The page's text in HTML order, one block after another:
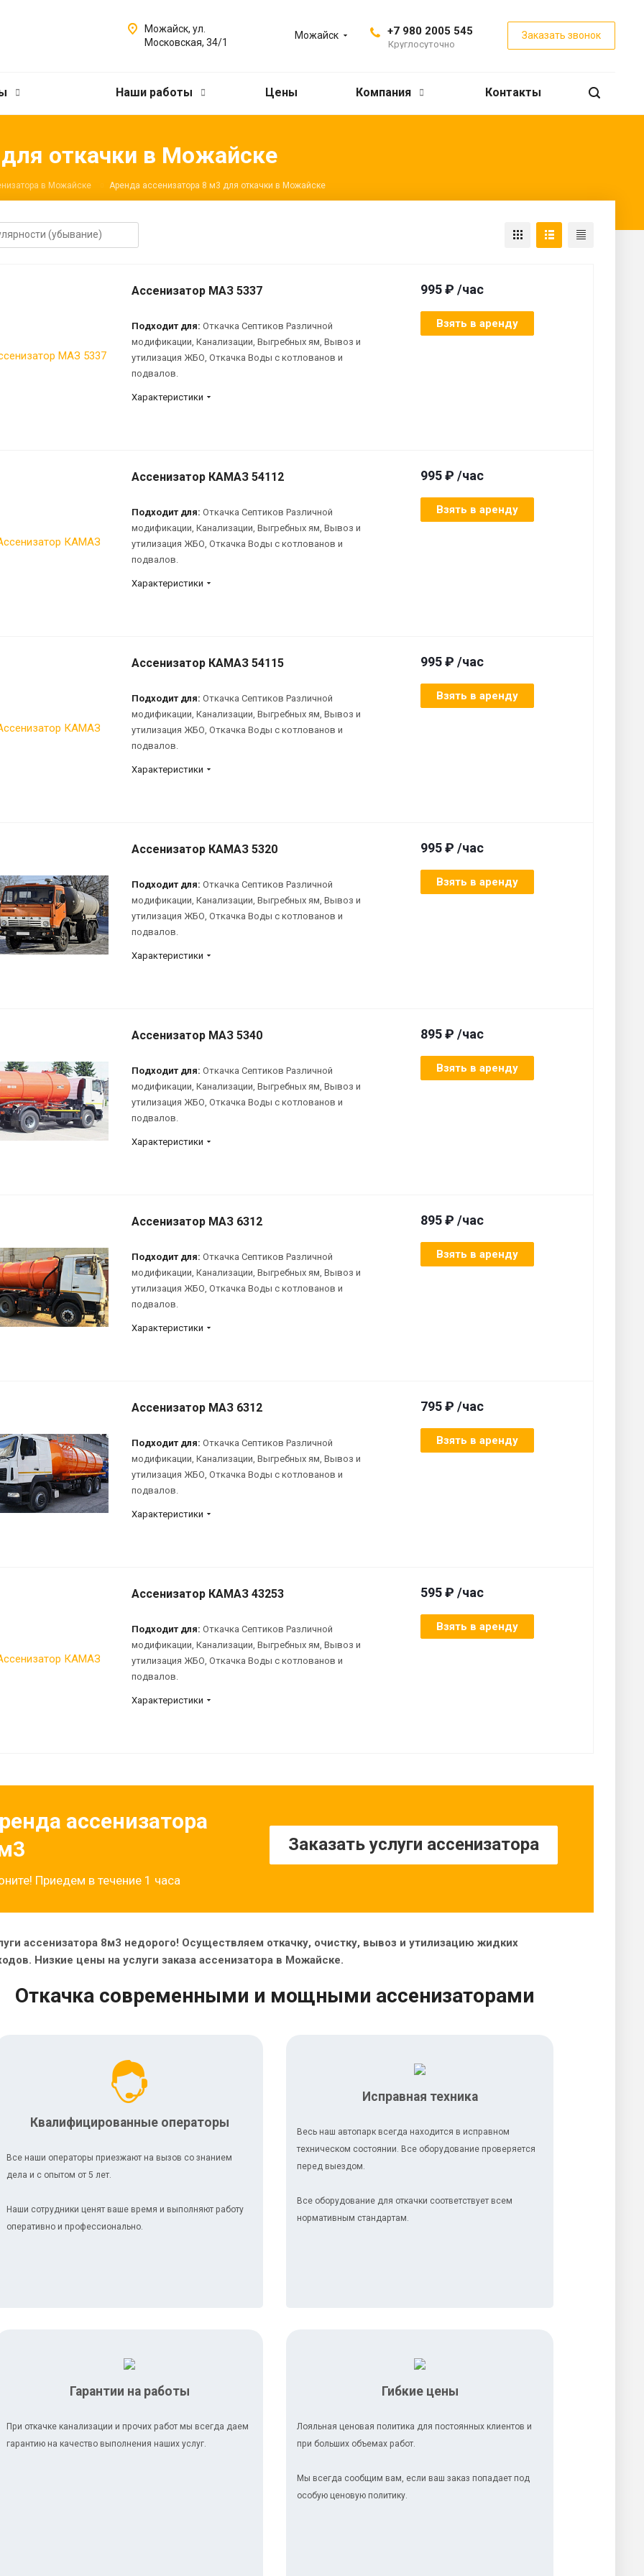
Можайск +7 980 2005 545
Круглосуточно
Заказать звонок
Можайск, ул.
Московская, 34/1
Наши работы Цены Компания Контакты
откачки в Можайске
в Можайске Аренда ассенизатора 8 м3 для откачки в Можайске
Ассенизатор МАЗ 5337
Подходит для: Откачка Септиков Различной
модификации, Канализации, Выгребных ям, Вывоз и
утилизация ЖБО, Откачка Воды с котлованов и
подвалов.
Характеристики
995 ₽ /час
Взять в аренду
Ассенизатор КАМАЗ 54112
Подходит для: Откачка Септиков Различной
модификации, Канализации, Выгребных ям, Вывоз и
утилизация ЖБО, Откачка Воды с котлованов и
подвалов.
Характеристики
995 ₽ /час
Взять в аренду
Ассенизатор КАМАЗ 54115
Подходит для: Откачка Септиков Различной
модификации, Канализации, Выгребных ям, Вывоз и
утилизация ЖБО, Откачка Воды с котлованов и
подвалов.
Характеристики
995 ₽ /час
Взять в аренду
Ассенизатор КАМАЗ 5320
Подходит для: Откачка Септиков Различной
модификации, Канализации, Выгребных ям, Вывоз и
утилизация ЖБО, Откачка Воды с котлованов и
подвалов.
Характеристики
995 ₽ /час
Взять в аренду
Ассенизатор МАЗ 5340
Подходит для: Откачка Септиков Различной
модификации, Канализации, Выгребных ям, Вывоз и
утилизация ЖБО, Откачка Воды с котлованов и
подвалов.
Характеристики
895 ₽ /час
Взять в аренду
Ассенизатор МАЗ 6312
Подходит для: Откачка Септиков Различной
модификации, Канализации, Выгребных ям, Вывоз и
утилизация ЖБО, Откачка Воды с котлованов и
подвалов.
Характеристики
895 ₽ /час
Взять в аренду
Ассенизатор МАЗ 6312
Подходит для: Откачка Септиков Различной
модификации, Канализации, Выгребных ям, Вывоз и
утилизация ЖБО, Откачка Воды с котлованов и
подвалов.
Характеристики
795 ₽ /час
Взять в аренду
Ассенизатор КАМАЗ 43253
Подходит для: Откачка Септиков Различной
модификации, Канализации, Выгребных ям, Вывоз и
утилизация ЖБО, Откачка Воды с котлованов и
подвалов.
Характеристики
595 ₽ /час
Взять в аренду
ассенизатора
Приедем в течение 1 часа
Заказать услуги ассенизатора
ассенизатора 8м3 недорого! Осуществляем откачку, очистку, вывоз и утилизацию жидких
Низкие цены на услуги заказа ассенизатора в Можайске.
Откачка современными и мощными ассенизаторами
Квалифицированные операторы
Все наши операторы приезжают на вызов со знанием
дела и с опытом от 5 лет.
Наши сотрудники ценят ваше время и выполняют работу
оперативно и профессионально.
Исправная техника
Весь наш автопарк всегда находится в исправном
техническом состоянии. Все оборудование проверяется
перед выездом.
Все оборудование для откачки соответствует всем
нормативным стандартам.
Гарантии на работы
При откачке канализации и прочих работ мы всегда даем
гарантию на качество выполнения наших услуг.
Гибкие цены
Лояльная ценовая политика для постоянных клиентов и
при больших объемах работ.
Мы всегда сообщим вам, если ваш заказ попадает под
особую ценовую политику.